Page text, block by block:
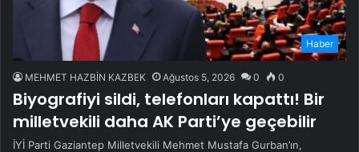
Haber
MEHMET HAZBİN KAZBEK Ağustos 5, 2026 0 0
Biyografiyi sildi, telefonları kapattı! Bir
milletvekili daha AK Parti’ye geçebilir
İYİ Parti Gaziantep Milletvekili Mehmet Mustafa Gurban’ın,